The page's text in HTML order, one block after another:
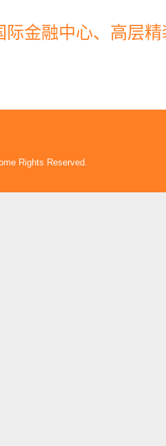
际金融中心、高层
Rights Reserved.